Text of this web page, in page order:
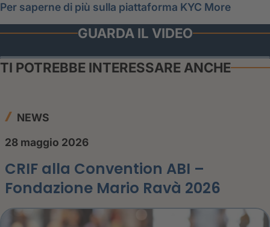
Per saperne di più sulla piattaforma KYC More
GUARDA IL VIDEO
TI POTREBBE INTERESSARE ANCHE
NEWS
28 maggio 2026
CRIF alla Convention ABI –
Fondazione Mario Ravà 2026